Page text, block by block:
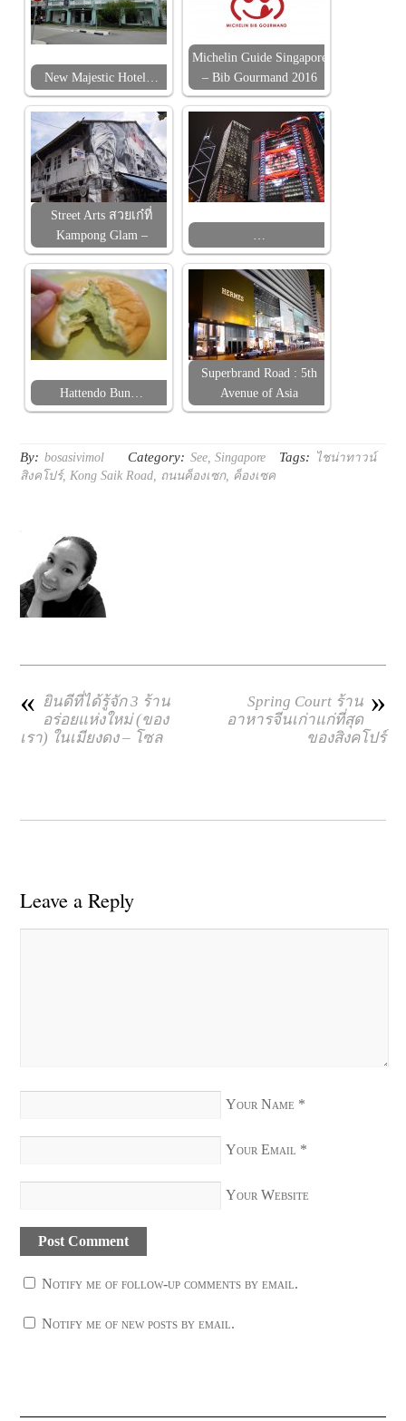
New Majestic Hotel…
Michelin Guide Singapore
– Bib Gourmand 2016
Street Arts สวยเก๋ที่
Kampong Glam –
Hattendo Bun…
Superbrand Road : 5th
Avenue of Asia
By: bosasivimol Category: See,Singapore Tags: ไชน่าทาวน์
สิงคโปร์,Kong Saik Road, ถนนค็องเซก, ค็องเซค
« ยินดีที่ได้รู้จัก 3 ร้าน
อร่อยแห่งใหม่ (ของ
เรา) ในเมียงดง – โซล
»
Spring Court ร้าน
อาหารจีนเก่าแก่ที่สุด
ของสิงคโปร์
Leave a Reply
Your Name *
Your Email *
Your Website
Notify me of follow-up comments by email.
Notify me of new posts by email.